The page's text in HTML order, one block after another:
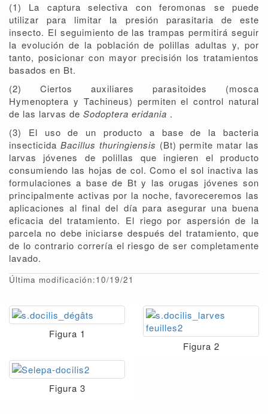
(1) La captura selectiva con feromonas se puede
utilizar para limitar la presión parasitaria de este
insecto. El seguimiento de las trampas permitirá seguir
la evolución de la población de polillas adultas y, por
tanto, posicionar con mayor precisión los tratamientos
basados ​​en Bt.
(2) Ciertos auxiliares parasitoides (mosca
Hymenoptera y Tachineus) permiten el control natural
de las larvas de Sodoptera eridania .
(3) El uso de un producto a base de la bacteria
insecticida Bacillus thuringiensis (Bt) permite matar las
larvas jóvenes de polillas que ingieren el producto
consumiendo las hojas de col. Como el sol inactiva las
formulaciones a base de Bt y las orugas jóvenes son
principalmente activas por la noche, favoreceremos las
aplicaciones al final del día para asegurar una buena
eficacia del tratamiento. El riego por aspersión de la
parcela no debe iniciarse después del tratamiento, que
de lo contrario correría el riesgo de ser completamente
lavado.
Última modificación:10/19/21
Figura 1
Figura 2
Figura 3